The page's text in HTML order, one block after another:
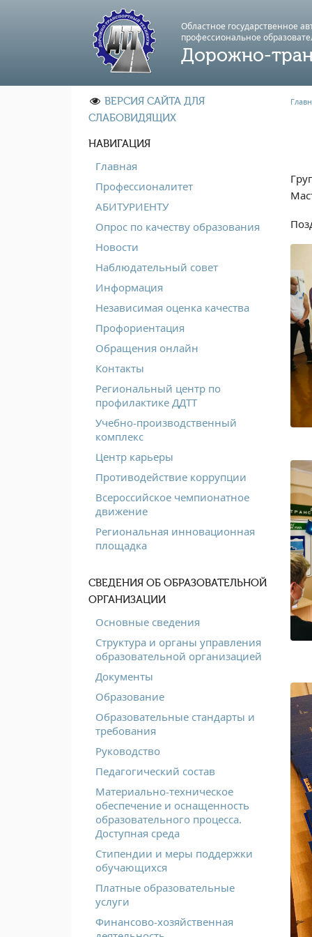
Областное государственное
профессиональноe
Дорожно-
ВЕРСИЯ САЙТА ДЛЯ
СЛАБОВИДЯЩИХ
НАВИГАЦИЯ
Главная
Профессионалитет
АБИТУРИЕНТУ
Опрос по качеству образования
Новости
Наблюдательный совет
Информация
Независимая оценка качества
Профориентация
Обращения онлайн
Контакты
Региональный центр по
профилактике ДДТТ
Учебно-производственный
комплекс
Центр карьеры
Противодействие коррупции
Всероссийское чемпионатное
движение
Региональная инновационная
площадка
СВЕДЕНИЯ ОБ ОБРАЗОВАТЕЛЬНОЙ
ОРГАНИЗАЦИИ
Основные сведения
Структура и органы управления
образовательной организацией
Документы
Образование
Образовательные стандарты и
требования
Руководство
Педагогический состав
Материально-техническое
обеспечение и оснащенность
образовательного процесса.
Доступная среда
Стипендии и меры поддержки
обучающихся
Платные образовательные
услуги
Финансово-хозяйственная